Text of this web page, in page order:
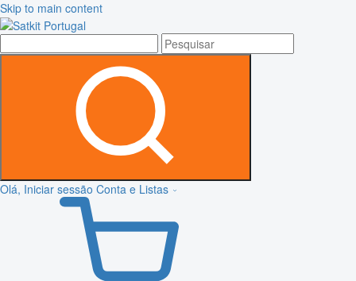
Skip to main content
Olá, Iniciar sessão Conta e Listas